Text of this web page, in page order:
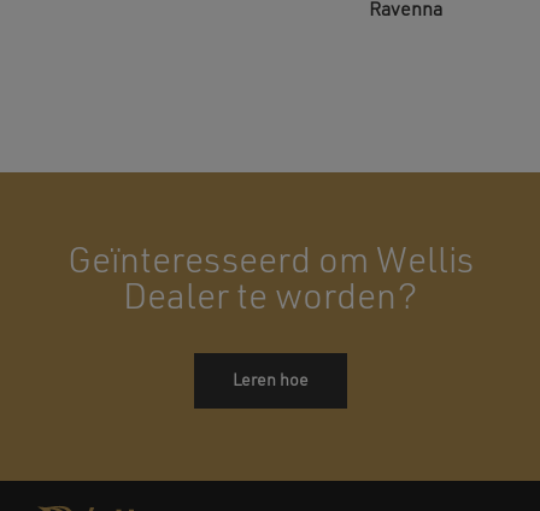
Ravenna
Geïnteresseerd om Wellis
Dealer te worden?
Leren hoe